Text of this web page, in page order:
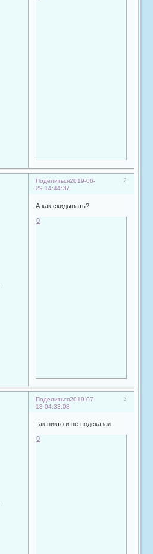
Поделиться 2
2019-06-
29 14:44:37
А как скидывать?
0
Поделиться 3
2019-07-
13 04:33:08
так никто и не подсказал
0